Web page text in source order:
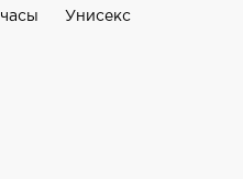
Унисекс